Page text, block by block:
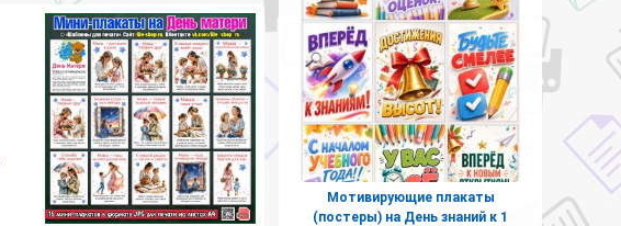
Мотивирующие плакаты
(постеры) на День знаний к 1